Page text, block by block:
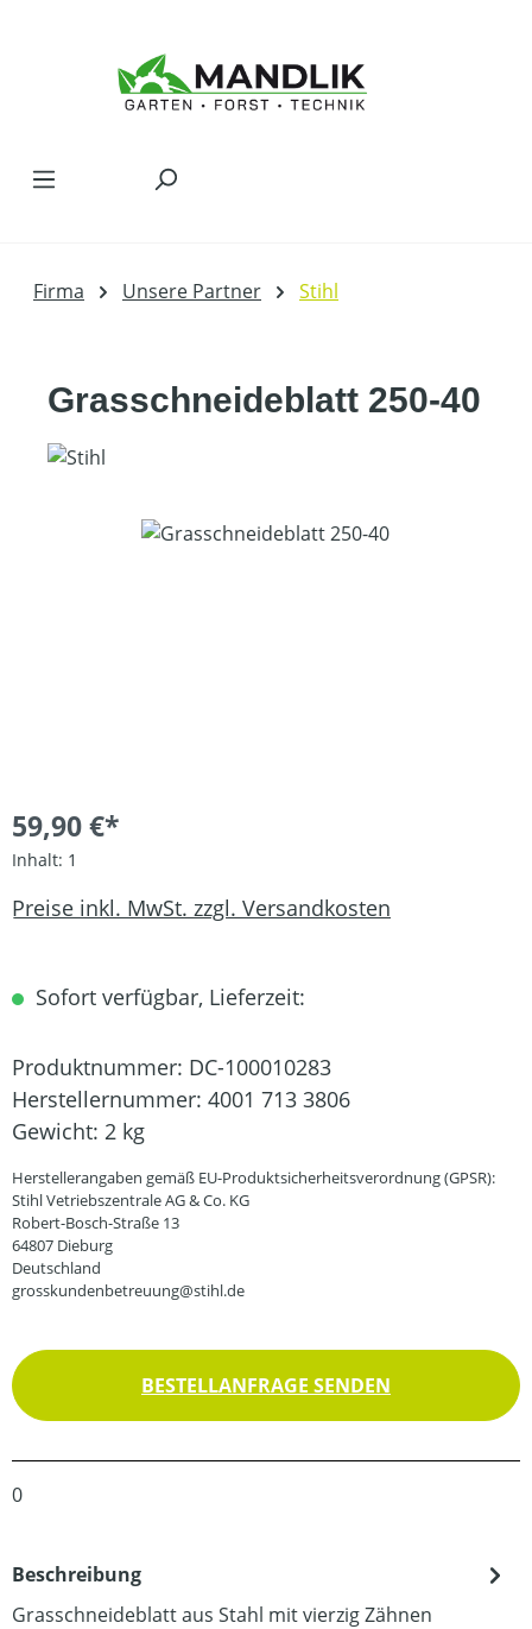
Firma Unsere Partner Stihl
Grasschneideblatt 250-40
Bildergalerie überspringen
59,90 €*
Inhalt: 1
Preise inkl. MwSt. zzgl. Versandkosten
Sofort verfügbar, Lieferzeit:
Produktnummer: DC-100010283
Herstellernummer: 4001 713 3806
Gewicht: 2 kg
Herstellerangaben gemäß EU-Produktsicherheitsverordnung (GPSR):
Stihl Vetriebszentrale AG & Co. KG
Robert-Bosch-Straße 13
64807 Dieburg
Deutschland
grosskundenbetreuung@stihl.de
BESTELLANFRAGE SENDEN
0
Beschreibung
Grasschneideblatt aus Stahl mit vierzig Zähnen